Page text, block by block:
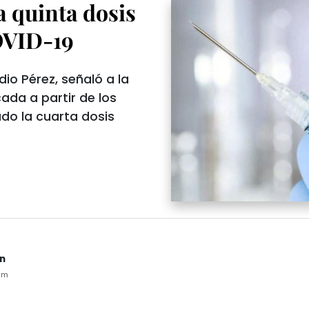
quinta dosis
19
Pérez, señaló a la
a partir de los
la cuarta dosis